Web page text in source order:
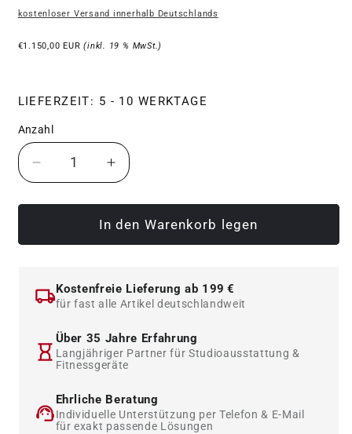
Preis
kostenloser Versand innerhalb Deutschlands
€1.150,00 EUR(inkl. 19 % MwSt.)
LIEFERZEIT: 5 - 10 WERKTAGE
Anzahl
Verringere
die
Menge
ATX
MPX-
125
Erhöhe
die
Menge
für
ATX
MPX-
-
125
kg
In den Warenkorb legen
Kostenfreie Lieferung ab 199 €
für fast alle Artikel deutschlandweit
Über 35 Jahre Erfahrung
Langjähriger Partner für Studioausstattung &
Fitnessgeräte
Ehrliche Beratung
Individuelle Unterstützung per Telefon & E-Mail
für exakt passende Lösungen